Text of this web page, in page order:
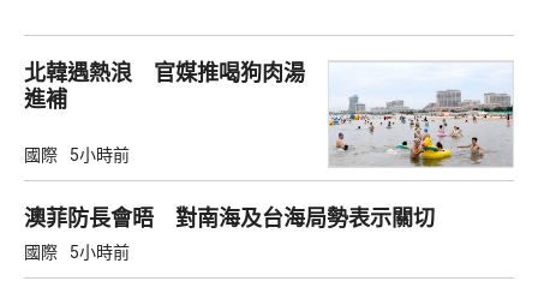
北韓遇熱浪 官媒推喝狗肉湯
進補
國際 5小時前
澳菲防長會晤 對南海及台海局勢表示關切
國際 5小時前